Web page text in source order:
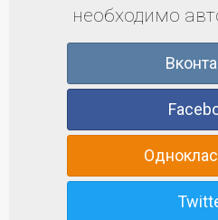
необходимо